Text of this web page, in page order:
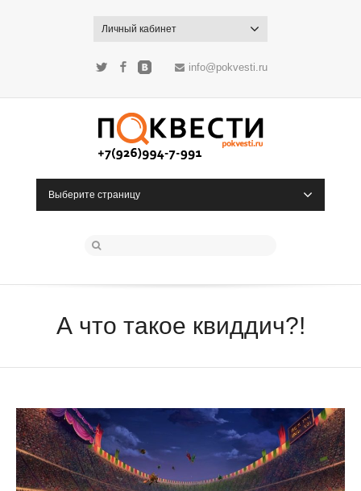
Личный кабинет
Twitter FacebookВКонтактеinfo@pokvesti.ru
Выберите страницу
А что такое квиддич?!